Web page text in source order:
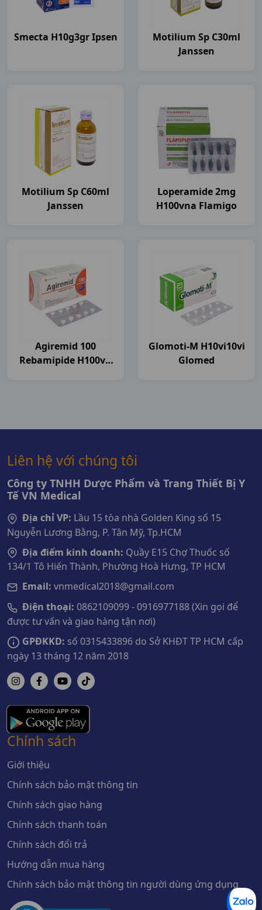
Smecta H10g3gr Ipsen
Motilium Sp C30ml
Janssen
Motilium Sp C60ml
Janssen
Loperamide 2mg
H100vna Flamigo
Agiremid 100
Rebamipide H100vn
Glomoti-M H10vi10vi
Glomed
Liên hệ với chúng tôi
Công ty TNHH Dược Phẩm và Trang Thiết Bị Y
Tế VN Medical
Địa chỉ VP: Lầu 15 tòa nhà Golden King số 15
Nguyễn Lương Bằng, P. Tân Mỹ, Tp.HCM
Địa điểm kinh doanh: Quầy E15 Chợ Thuốc số
134/1 Tô Hiến Thành, Phường Hoà Hưng, TP HCM
Email: vnmedical2018@gmail.com
Điện thoại: 0862109099 - 0916977188 (Xin gọi để
được tư vấn và giao hàng tận nơi)
GPĐKKD: số 0315433896 do Sở KHĐT TP HCM cấp
ngày 13 tháng 12 năm 2018
Chính sách
Giới thiệu
Chính sách bảo mật thông tin
Chính sách giao hàng
Chính sách thanh toán
Chính sách đổi trả
Hướng dẫn mua hàng
Chính sách bảo mật thông tin người dùng ứng dụng